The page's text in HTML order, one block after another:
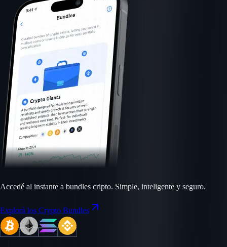
Accedé al instante a bundles cripto. Simple, inteligente y seguro.
Explorá los Crypto Bundles